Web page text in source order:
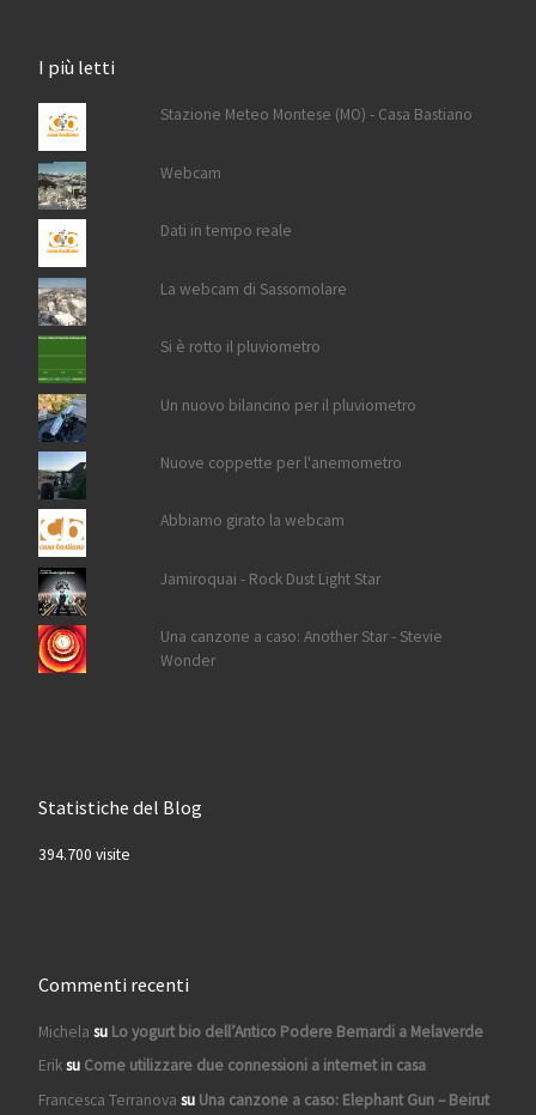
I più letti
Stazione Meteo Montese (MO) - Casa Bastiano
Webcam
Dati in tempo reale
La webcam di Sassomolare
Si è rotto il pluviometro
Un nuovo bilancino per il pluviometro
Nuove coppette per l'anemometro
Abbiamo girato la webcam
Jamiroquai - Rock Dust Light Star
Una canzone a caso: Another Star - Stevie
Wonder
Statistiche del Blog
394.700 visite
Commenti recenti
Michela su Lo yogurt bio dell’Antico Podere Bernardi a Melaverde
Eriksu Come utilizzare due connessioni a internet in casa
Francesca Terranova su Una canzone a caso: Elephant Gun – Beirut